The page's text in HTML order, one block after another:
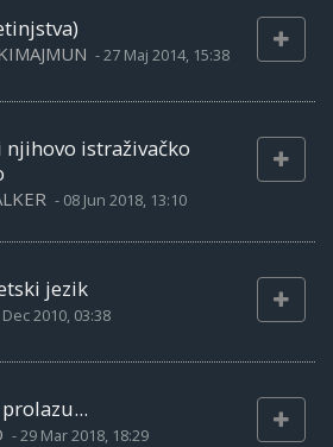
-27 Maj 2014, 15:38
istraživačko
- 08 Jun 2018, 13:10
jezik
Dec 2010, 03:38
-29 Mar 2018, 18:29